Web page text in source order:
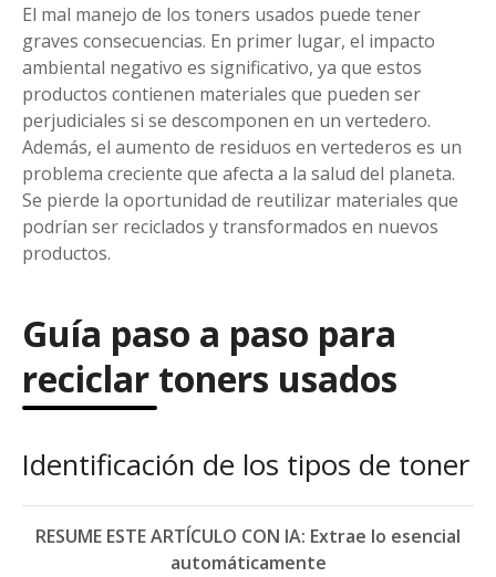
El mal manejo de los toners usados puede tener
graves consecuencias. En primer lugar, el impacto
ambiental negativo es significativo, ya que estos
productos contienen materiales que pueden ser
perjudiciales si se descomponen en un vertedero.
Además, el aumento de residuos en vertederos es un
problema creciente que afecta a la salud del planeta.
Se pierde la oportunidad de reutilizar materiales que
podrían ser reciclados y transformados en nuevos
productos.
Guía paso a paso para
reciclar toners usados
Identificación de los tipos de toner
RESUME ESTE ARTÍCULO CON IA: Extrae lo esencial
automáticamente